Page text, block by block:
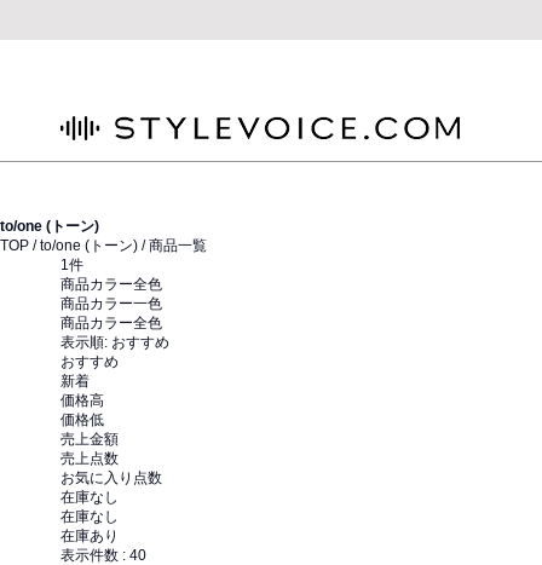
to/one (トーン)
TOP /to/one (トーン) / 商品一覧
1件
商品カラー全色
商品カラー一色
商品カラー全色
表示順: おすすめ
おすすめ
新着
価格高
価格低
売上金額
売上点数
お気に入り点数
在庫なし
在庫なし
在庫あり
表示件数 : 40